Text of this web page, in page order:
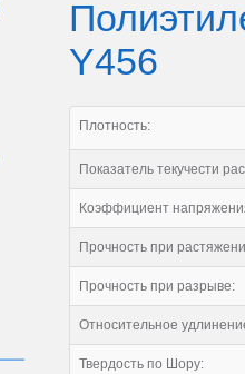
Y456
Плотность:
Показатель текучести
Коэффициент
Прочность при
Прочность при разрыве:
Относительное
Твердость по Шору: